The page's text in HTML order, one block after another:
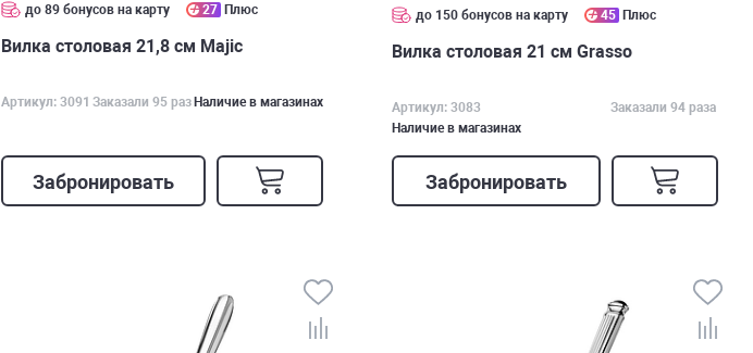
до 89 бонусов на карту 27 Плюс
Вилка столовая 21,8 см Majic
Артикул: 3091 Заказали 95 разНаличие в магазинах
Забронировать
до 150 бонусов на карту 45 Плюс
Вилка столовая 21 см Grasso
Артикул: 3083
Заказали 94 раза
Наличие в магазинах
Забронировать